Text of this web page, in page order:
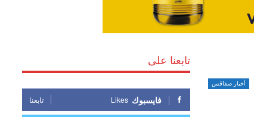
أخبار صفاقس
تابعنا على
فايسبوك Likes تابعنا